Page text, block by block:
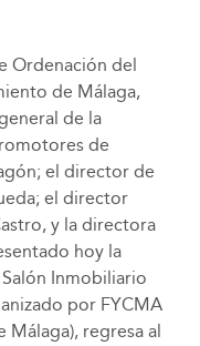
Ordenación del
de Málaga,
de la
de
el director de
el director
y la directora
hoy la
Inmobiliario
por FYCMA
Málaga), regresa al